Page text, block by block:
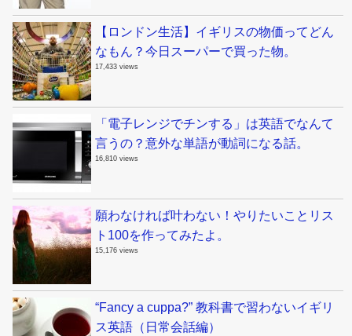
【ロンドン生活】イギリスの物価ってどん
なもん？今日スーパーで買った物。
17,433 views
「電子レンジでチンする」は英語でなんて
言うの？意外な単語が動詞になる話。
16,810 views
願わなければ叶わない！やりたいことリス
ト100を作ってみたよ。
15,176 views
“Fancy a cuppa?” 教科書で習わないイギリ
ス英語（日常会話編）